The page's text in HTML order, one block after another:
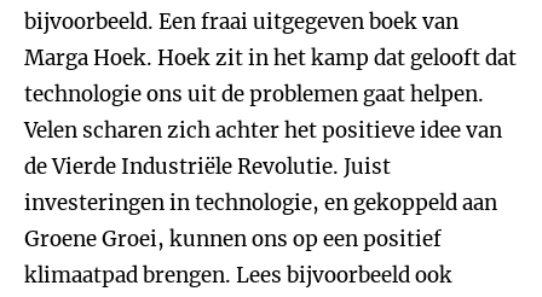
bijvoorbeeld. Een fraai uitgegeven boek van
Marga Hoek. Hoek zit in het kamp dat gelooft dat
technologie ons uit de problemen gaat helpen.
Velen scharen zich achter het positieve idee van
de Vierde Industriële Revolutie. Juist
investeringen in technologie, en gekoppeld aan
Groene Groei, kunnen ons op een positief
klimaatpad brengen. Lees bijvoorbeeld ook